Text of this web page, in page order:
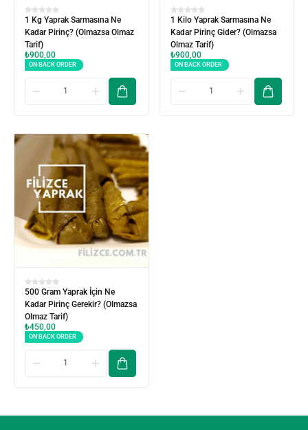
1 Kg Yaprak Sarmasına Ne
Kadar Pirinç? (Olmazsa Olmaz
Tarif)
₺900,00
ON BACK ORDER
1 Kilo Yaprak Sarmasına Ne
Kadar Pirinç Gider? (Olmazsa
Olmaz Tarif)
₺900,00
ON BACK ORDER
500 Gram Yaprak İçin Ne
Kadar Pirinç Gerekir? (Olmazsa
Olmaz Tarif)
₺450,00
ON BACK ORDER